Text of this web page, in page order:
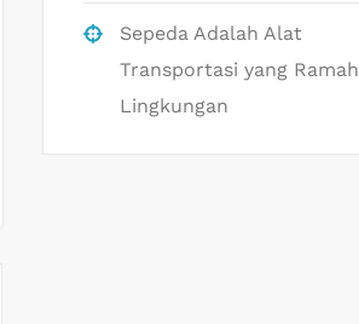
Sepeda Adalah Alat
Transportasi yang Ramah
Lingkungan